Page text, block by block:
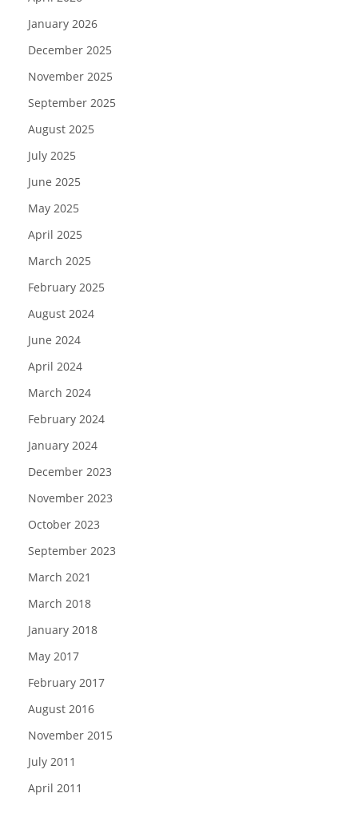
January 2026
December 2025
November 2025
September 2025
August 2025
July 2025
June 2025
May 2025
April 2025
March 2025
February 2025
August 2024
June 2024
April 2024
March 2024
February 2024
January 2024
December 2023
November 2023
October 2023
September 2023
March 2021
March 2018
January 2018
May 2017
February 2017
August 2016
November 2015
July 2011
April 2011